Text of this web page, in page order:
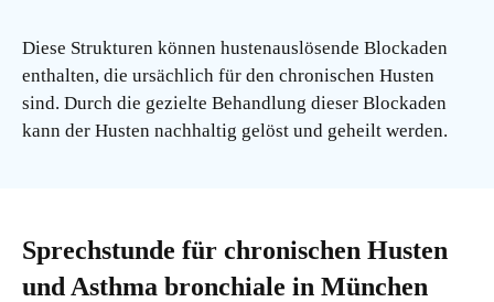
Diese Strukturen können hustenauslösende Blockaden
enthalten, die ursächlich für den chronischen Husten
sind. Durch die gezielte Behandlung dieser Blockaden
kann der Husten nachhaltig gelöst und geheilt werden.
Sprechstunde für chronischen Husten
und Asthma bronchiale in München